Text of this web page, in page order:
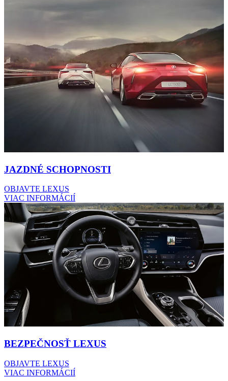
JAZDNÉ SCHOPNOSTI
OBJAVTE LEXUS
VIAC INFORMÁCIÍ
BEZPEČNOSŤ LEXUS
OBJAVTE LEXUS
VIAC INFORMÁCIÍ